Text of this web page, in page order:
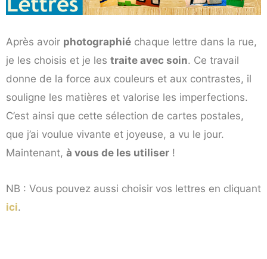
Après avoir photographié chaque lettre dans la rue,
je les choisis et je les traite avec soin. Ce travail
donne de la force aux couleurs et aux contrastes, il
souligne les matières et valorise les imperfections.
C’est ainsi que cette sélection de cartes postales,
que j’ai voulue vivante et joyeuse, a vu le jour.
Maintenant, à vous de les utiliser !
NB : Vous pouvez aussi choisir vos lettres en cliquant
ici.